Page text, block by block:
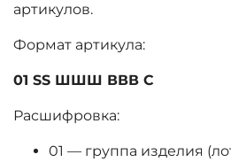
артикулов.
Формат артикула:
01 SS ШШШ ВВВ С
Расшифровка:
01 — группа изделия